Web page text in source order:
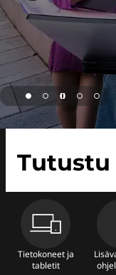
Tutustu
Tietokoneet ja
tabletit